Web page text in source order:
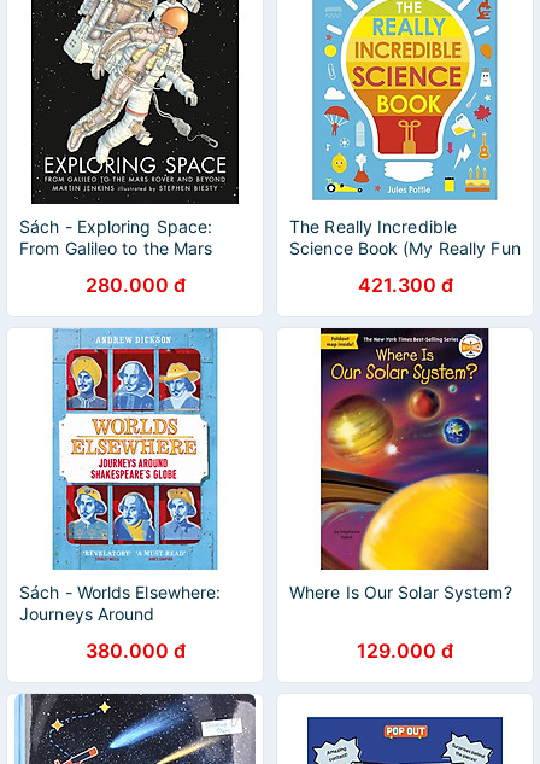
Sách - Exploring Space:
From Galileo to the Mars
Jenkins - Science/ Space
/Picture Books in English
280.000 đ
The Really Incredible
Science Book (My Really Fun
421.300 đ
Sách - Worlds Elsewhere:
Journeys Around
Andrew Dickson
380.000 đ
Where Is Our Solar System?
129.000 đ